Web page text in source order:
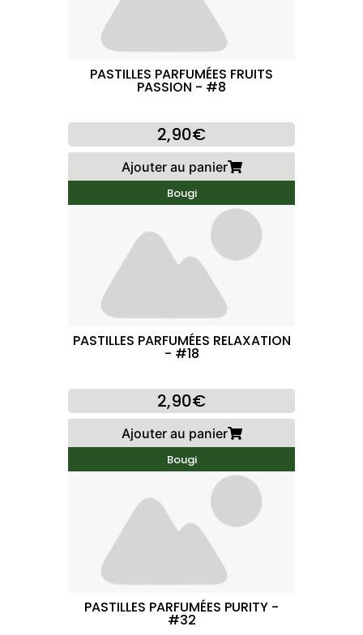
PASTILLES PARFUMÉES FRUITS
PASSION - #8
2,90€
Ajouter au panier
Bougi
PASTILLES PARFUMÉES RELAXATION
- #18
2,90€
Ajouter au panier
Bougi
PASTILLES PARFUMÉES PURITY -
#32